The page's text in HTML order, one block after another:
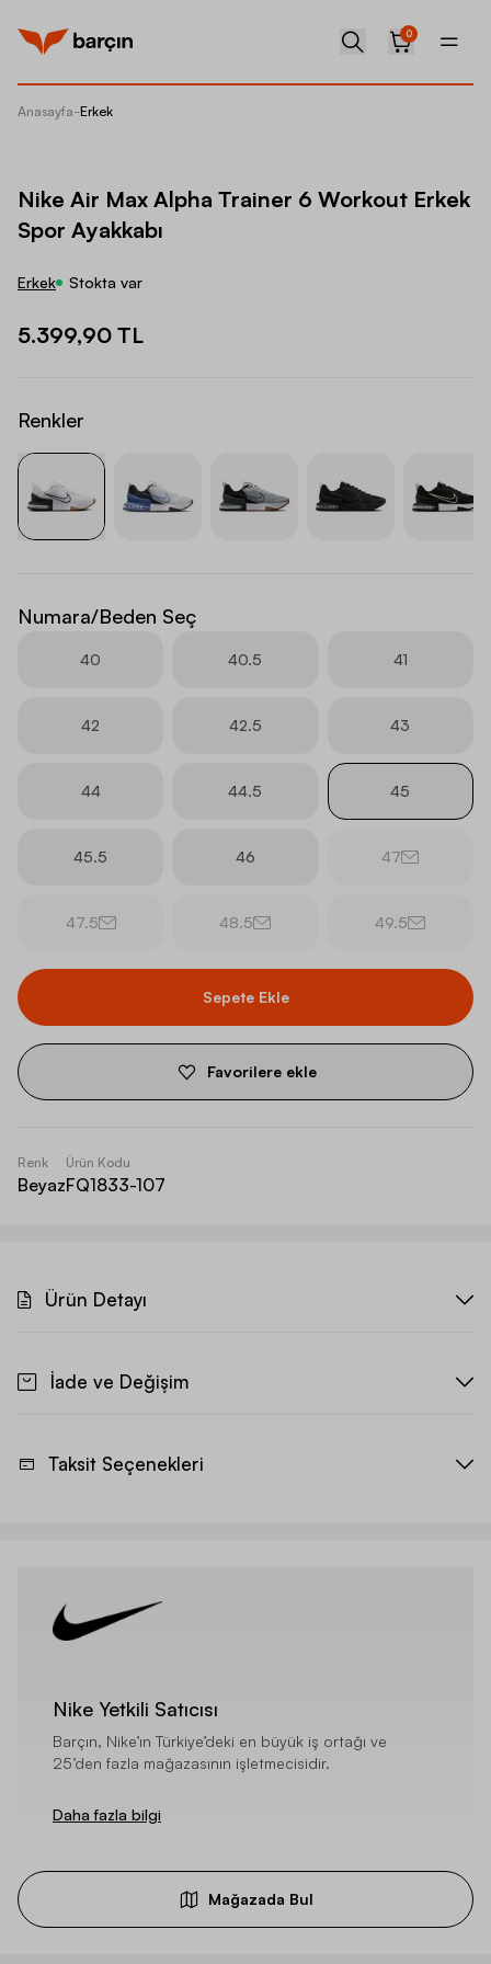
0
Anasayfa-Erkek
Nike Air Max Alpha Trainer 6 Workout Erkek
Spor Ayakkabı
Erkek Stokta var
5.399,90 TL
Renkler
Numara/Beden Seç
40 40.5 41
42 42.5 43
44 44.5 45
45.5 46 47
47.5 48.5 49.5
Sepete Ekle
Favorilere ekle
Renk
Beyaz
Ürün Kodu
FQ1833-107
Ürün Detayı
İade ve Değişim
Taksit Seçenekleri
Nike Yetkili Satıcısı
Barçın, Nike’ın Türkiye’deki en büyük iş ortağı ve
25’den fazla mağazasının işletmecisidir.
Daha fazla bilgi
Mağazada Bul